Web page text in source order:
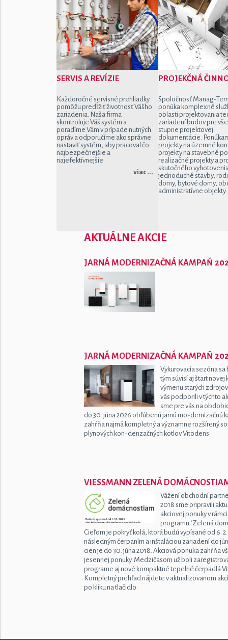
SERVIS A REVÍZIE
Každoročné servisné prehliadky
pomôžu predĺžiť životnosť Vášho
zariadenia. Naša firma
skontroluje Váš systém a
poradíme Vám v prípade nutných
opráv a odporučíme ako správne
nastaviť systém, aby pracoval čo
najbezpečnejšie a
najefektívnejšie.
viac ...
PROJEKČNÁ
Spoločnosť Manag-
ponúka komplexné
oblasti projektovania
zariadení budov pre
stupne projektovej
dokumentácie.
projekty na územné
projekty na stavebné
realizačné projekty a
skutočného
jednoduché stavby,
domy, bytové domy,
administratívne objekty.
AKTUÁLNE AKCIE
JARNÁ MODERNIZAČNÁ KAMPAŇ
JARNÁ MODERNIZAČNÁ KAMPAŇ
Vykurovacia sezóna sa
tým súvisí aj štart novej
výmenu starých
vás podporili v týchto
sme pre vás na
do 30. júna 2026 obľúbenú jarnú mo-dernizačnú
zahŕňa najmä kompletný a významne rozšírený
plynových kon-denzačných kotlov Vitodens.
VIESSMANN ZELENÁ
Vážení obchodní
2018 sme pripravili
akciovej ponuky v
programu "Zelená
Cieľom je pokryť kolá, ktorá budú vypísané od 6. 2.
následným čerpaním a inštaláciou zariadení do
cien je do 30. júna 2018. Akciová ponuka zahŕňa
jesennej ponuky. Medzičasom už boli
programe aj nové kompaktné tepelné čerpadlá
Kompletný prehľad nájdete v aktualizovanom
po kliku na tlačidlo: